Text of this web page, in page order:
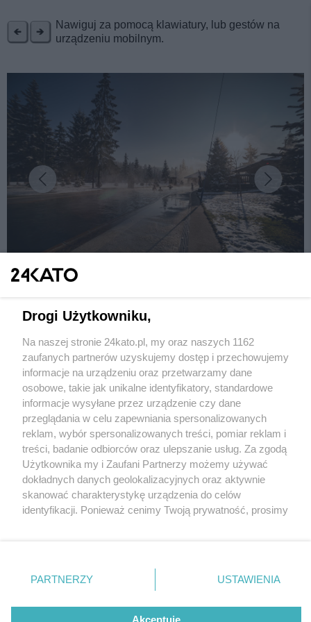
Nawiguj za pomocą klawiatury, lub gestów na
urządzeniu mobilnym.
5 / 5
Gorący Potok
Wróć do artykułu:
Relaks w górach? Odwiedź termy Gorący Potok
Wydawca mediów lokalnych
Nie zapomnij
zapoznać się z:
polityką prywatności regulamin korzystania z portali
Twojemiasto
Piekary Śląskie
Chorzów
Tarnowskie Góry
Gliwice
Skontakuj sięz nami
Kontakt
Wydawca
Redakcja
Drogi Użytkowniku,
Na naszej stronie 24kato.pl, my oraz naszych 1162
zaufanych partnerów uzyskujemy dostęp i przechowujemy
informacje na urządzeniu oraz przetwarzamy dane
osobowe, takie jak unikalne identyfikatory, standardowe
informacje wysyłane przez urządzenie czy dane
przeglądania w celu zapewniania spersonalizowanych
reklam, wybór spersonalizowanych treści, pomiar reklam i
treści, badanie odbiorców oraz ulepszanie usług. Za zgodą
Użytkownika my i Zaufani Partnerzy możemy używać
dokładnych danych geolokalizacyjnych oraz aktywnie
skanować charakterystykę urządzenia do celów
identyfikacji. Ponieważ cenimy Twoją prywatność, prosimy
prywatności znajdujący się w lewym dolnym rogu strony
. Niektóre rodzaje przetwarzania danych nie wymagają
zgody użytkownika, ale masz prawo sprzeciwić się
takiemu przetwarzaniu. Preferencje będą miały
PARTNERZY USTAWIENIA
Akceptuję